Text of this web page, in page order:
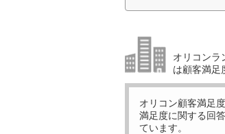
オリコンラ
は顧客満足
オリコン顧客満足
満足度に関する回
ています。